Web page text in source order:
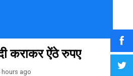
कराकर ऐंठे रुपए
hours ago